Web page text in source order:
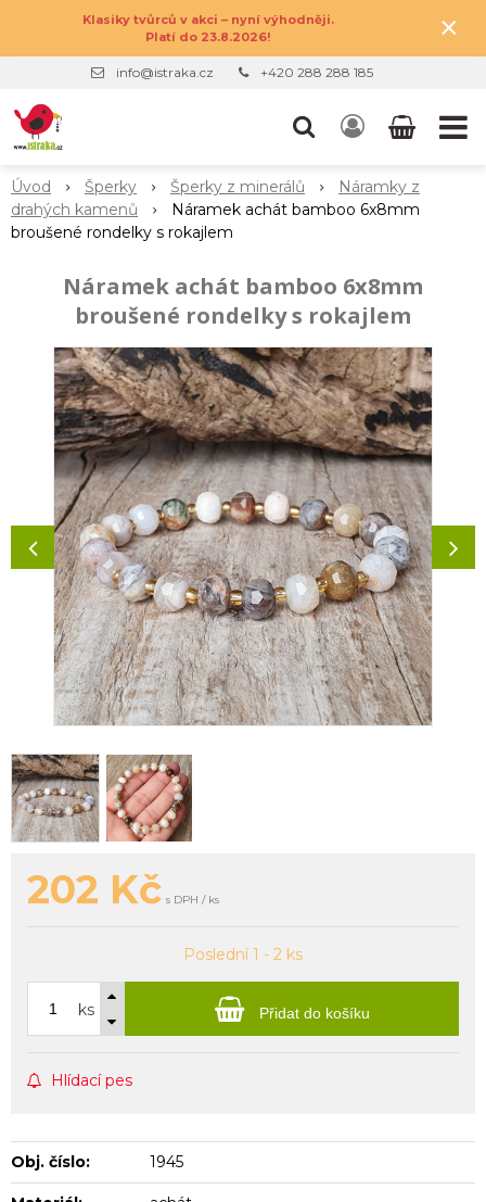
Klasiky tvůrců v akci – nyní výhodněji.
Platí do 23.8.2026!
×
info@istraka.cz +420 288 288 185
Úvod Šperky Šperky z minerálů
Náramky z
drahých kamenů
Náramek achát bamboo 6x8mm
broušené rondelky s rokajlem
Náramek achát bamboo 6x8mm
broušené rondelky s rokajlem
202 Kč s DPH / ks
Poslední 1 - 2 ks
ks Přidat do košíku
Hlídací pes
Obj. číslo: 1945